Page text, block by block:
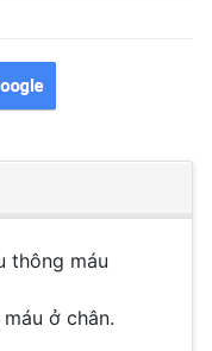
thông máu
ở chân.